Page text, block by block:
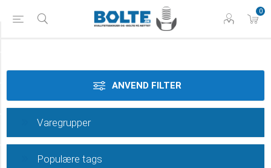
0
ANVEND FILTER
Overflade
Type
Varegrupper
Populære tags